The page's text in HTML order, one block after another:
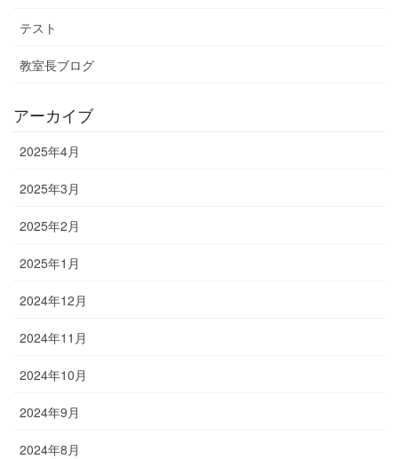
テスト
教室長ブログ
アーカイブ
2025年4月
2025年3月
2025年2月
2025年1月
2024年12月
2024年11月
2024年10月
2024年9月
2024年8月